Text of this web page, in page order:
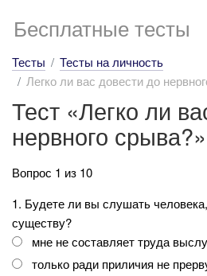
Бесплатные тесты
Тесты
Тесты на личность
Легко ли вас довести до
Тест «Легко ли
нервного срыва?»
Вопрос 1 из 10
1. Будете ли вы слушать
существу?
мне не составляет труда
только ради приличия не